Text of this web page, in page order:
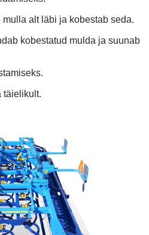
alt läbi ja kobestab seda.
kobestatud mulda ja suunab
täielikult.